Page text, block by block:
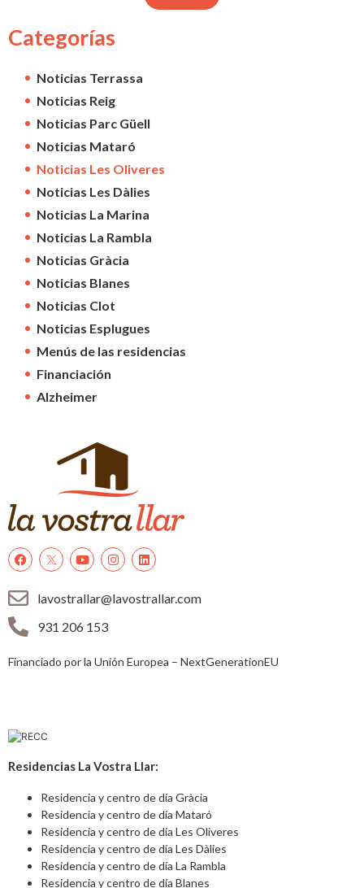
Categorías
Noticias Terrassa
Noticias Reig
Noticias Parc Güell
Noticias Mataró
Noticias Les Oliveres
Noticias Les Dàlies
Noticias La Marina
Noticias La Rambla
Noticias Gràcia
Noticias Blanes
Noticias Clot
Noticias Esplugues
Menús de las residencias
Financiación
Alzheimer
lavostrallar@lavostrallar.com
931 206 153
Financiado por la Unión Europea – NextGenerationEU
Residencias La Vostra Llar:
Residencia y centro de día Gràcia
Residencia y centro de día Mataró
Residencia y centro de día Les Oliveres
Residencia y centro de día Les Dàlies
Residencia y centro de día La Rambla
Residencia y centro de día Blanes